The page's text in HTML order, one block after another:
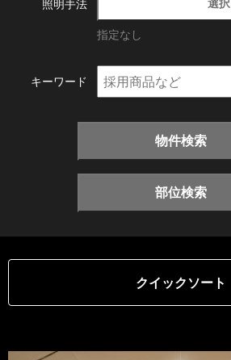
照明手法
指定なし
キーワード
物件検索
部位検索
クイックソート